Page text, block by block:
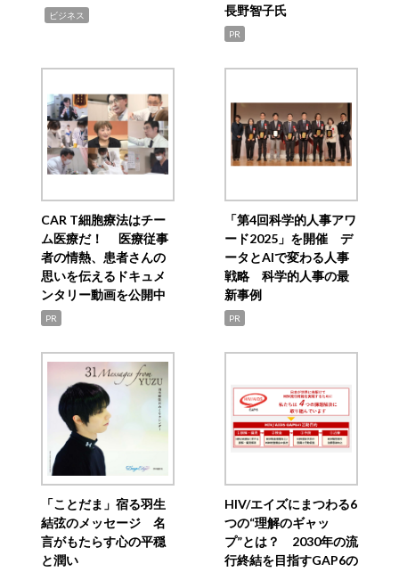
ビジネス
長野智子氏
PR
CAR T細胞療法はチー
ム医療だ！ 医療従事
者の情熱、患者さんの
思いを伝えるドキュメ
ンタリー動画を公開中
PR
「第4回科学的人事アワ
ード2025」を開催 デ
ータとAIで変わる人事
戦略 科学的人事の最
新事例
PR
「ことだま」宿る羽生
結弦のメッセージ 名
言がもたらす心の平穏
と潤い
HIV/エイズにまつわる6
つの“理解のギャッ
プ”とは？ 2030年の流
行終結を目指すGAP6の